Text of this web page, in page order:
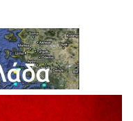
οδού Περιβόλι –